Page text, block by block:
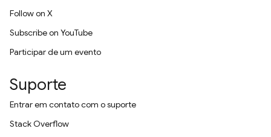
Follow on X
Subscribe on YouTube
Participar de um evento
Suporte
Entrar em contato com o suporte
Stack Overflow